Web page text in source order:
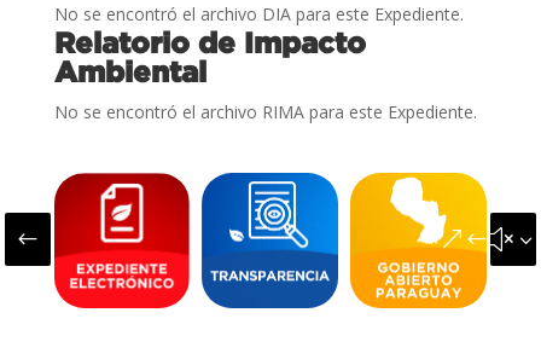
No se encontró el archivo DIA para este Expediente.
Relatorio de Impacto
Ambiental
No se encontró el archivo RIMA para este Expediente.
#